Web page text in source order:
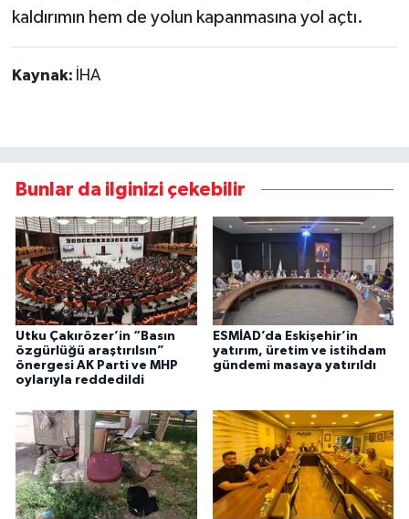
kaldırımın hem de yolun kapanmasına yol açtı.
Kaynak: İHA
Bunlar da ilginizi çekebilir
Utku Çakırözer’in “Basın
özgürlüğü araştırılsın”
önergesi AK Parti ve MHP
oylarıyla reddedildi
ESMİAD’da Eskişehir’in
yatırım, üretim ve istihdam
gündemi masaya yatırıldı